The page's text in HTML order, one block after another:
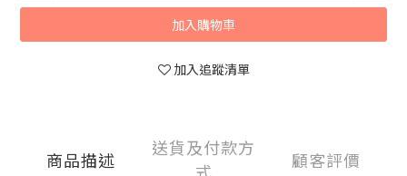
加入購物車
加入追蹤清單
商品描述
送貨及付款方
顧客評價